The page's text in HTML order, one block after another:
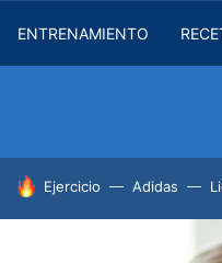
ENTRENAMIENTO
HOY SE HABLA DE
Ejercicio Adidas